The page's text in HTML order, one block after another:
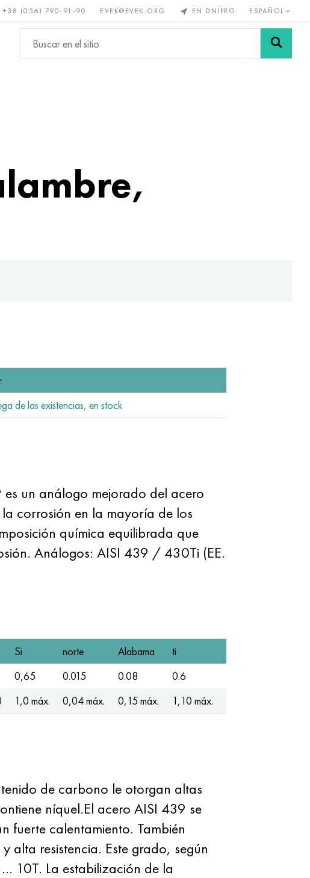
+38 (056) 790-91-90 EVEK@EVEK.ORG EN DNIPRO ESPAÑOL
Metales no
ferrosos
Aleación de Mallas y
de las existencias, en stock
un análogo mejorado del acero
corrosión en la mayoría de los
química equilibrada que
Análogos: AISI 439 / 430Ti (EE.
Si norte Alabama
ti
0,65 0.015 0.08
0.6
1,0 máx. 0,04 máx. 0,15 máx. 1,10 máx.
de carbono le otorgan altas
níquel.El acero AISI 439 se
fuerte calentamiento. También
resistencia. Este grado, según
10T. La estabilización de la